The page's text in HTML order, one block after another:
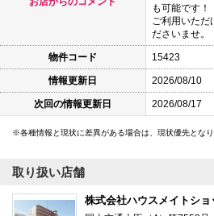
も可能です
ご利用いただ
ださいませ。
物件コード 15423
情報更新日 2026/08/10
次回の情報更新日 2026/08/17
各種情報と現状に差異がある場合は、現状優先とな
取り扱い店舗
株式会社ハウスメイトシ